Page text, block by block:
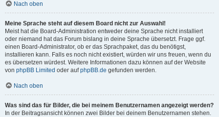
Nach oben
Meine Sprache steht auf diesem Board nicht zur Auswahl!
Meist hat die Board-Administration entweder deine Sprache nicht installiert
oder niemand hat das Forum bislang in deine Sprache übersetzt. Frage ggf.
einen Board-Administrator, ob er das Sprachpaket, das du benötigst,
installieren kann. Falls es noch nicht existiert, würden wir uns freuen, wenn du
es übersetzen würdest. Weitere Informationen dazu können auf der Website
von phpBB Limited oder aufphpBB.de gefunden werden.
Nach oben
Was sind das für Bilder, die bei meinem Benutzernamen angezeigt werden?
In der Beitragsansicht können zwei Bilder bei deinem Benutzernamen stehen.